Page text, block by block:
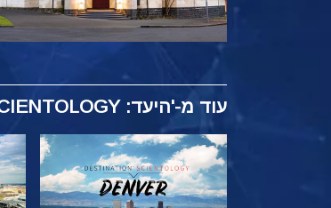
עוד מ-'היעד: SCIENTOLOGY'